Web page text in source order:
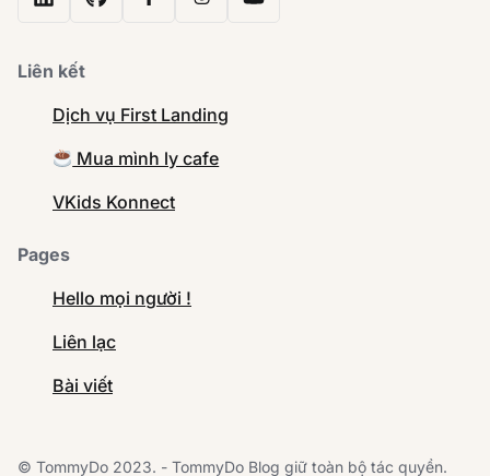
Liên kết
Dịch vụ First Landing
Mua mình ly cafe
VKids Konnect
Pages
Hello mọi người !
Liên lạc
Bài viết
© TommyDo 2023. - TommyDo Blog giữ toàn bộ tác quyền.